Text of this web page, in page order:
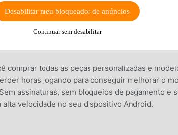
comprar todas as peças personalizadas e
horas jogando para conseguir melhorar o
assinaturas, sem bloqueios de pagamento e
velocidade no seu dispositivo Android.
Desabilitar meu bloqueador de anúncios
Continuar sem desabilitar